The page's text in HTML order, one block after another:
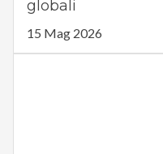
globali
15 Mag 2026